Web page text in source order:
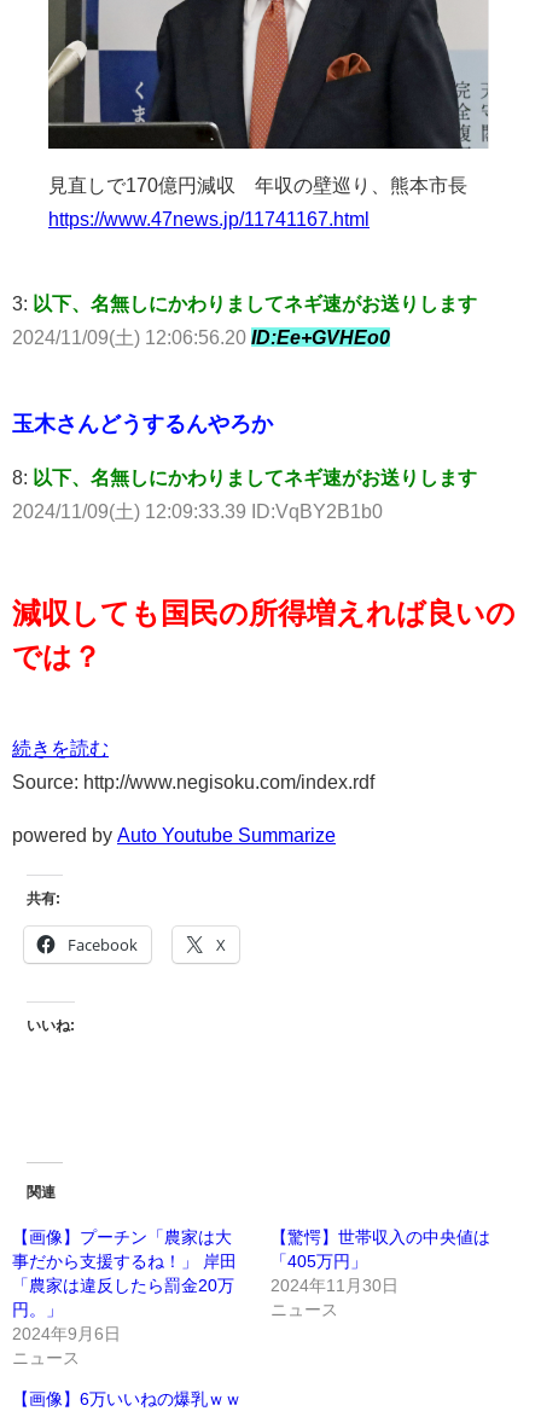
見直しで170億円減収 年収の壁巡り、熊本市長
https://www.47news.jp/11741167.html
3: 以下、名無しにかわりましてネギ速がお送りします
2024/11/09(土) 12:06:56.20 ID:Ee+GVHEo0
玉木さんどうするんやろか
8: 以下、名無しにかわりましてネギ速がお送りします
2024/11/09(土) 12:09:33.39 ID:VqBY2B1b0
減収しても国民の所得増えれば良いの
では？
続きを読む
Source: http://www.negisoku.com/index.rdf
powered by Auto Youtube Summarize
共有:
Facebook X
いいね:
関連
【画像】プーチン「農家は大
事だから支援するね！」 岸田
「農家は違反したら罰金20万
円。」
2024年9月6日
ニュース
【驚愕】世帯収入の中央値は
「405万円」
2024年11月30日
ニュース
【画像】6万いいねの爆乳ｗｗ